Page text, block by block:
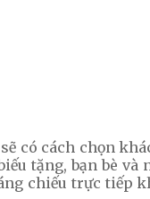
có cách chọn
tặng, bạn bè
chiếu trực tiếp